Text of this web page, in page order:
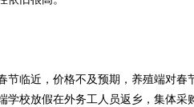
临近，价格不及预期，养殖端对春
学校放假在外务工人员返乡，集体采